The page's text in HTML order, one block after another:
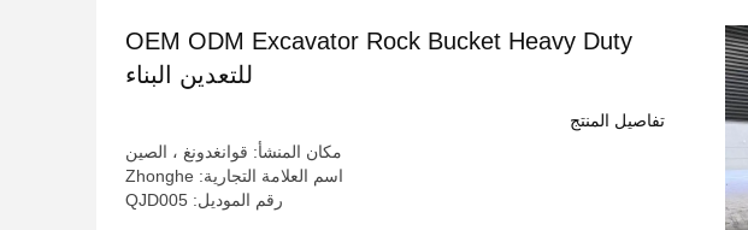
OEM ODM Excavator Rock Bucket Heavy Duty
للتعدين البناء
تفاصيل المنتج
مكان المنشأ: قوانغدونغ ، الصين
اسم العلامة التجارية: Zhonghe
رقم الموديل: QJD005